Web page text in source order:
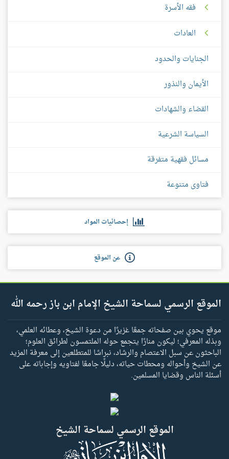
فقه الأسرة
العادات
الجنايات والحدود
الأيمان والنذور
القضاء والشهادات
السياسة الشرعية
مسائل فقهية متفرقة
فتاوى متنوعة
إحصائيات المواد
عن الموقع
الموقع الرسمي لسماحة الشيخ الإمام ابن باز رحمه الله
موقع يحوي بين صفحاته جمعًا غزيرًا من دعوة الشيخ، وعطائه العلمي،
وبذله المعرفي؛ ليكون منارًا يتجمع حوله الملتمسون لطرائق العلوم؛
الباحثون عن سبل الاعتصام والرشاد، نبراسًا للمتطلعين إلى معرفة المزيد
عن الشيخ وأحواله ومحطات حياته، دليلًا جامعًا لفتاويه وإجاباته على
أسئلة الناس وقضايا المسلمين.
الموقع الرسمي لسماحة الشيخ